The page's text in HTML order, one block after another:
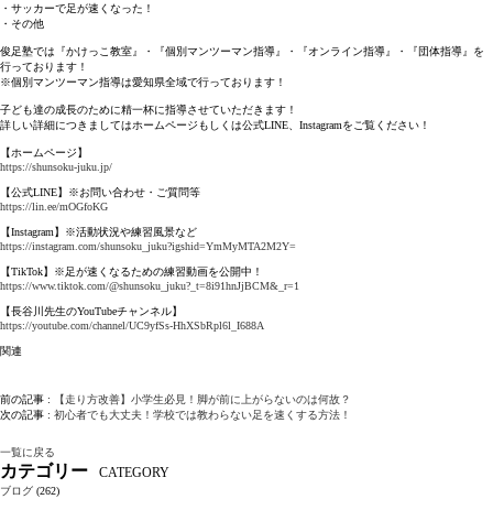
・サッカーで足が速くなった！
・その他
俊足塾では『かけっこ教室』・『個別マンツーマン指導』・『オンライン指導』・『団体指導』を
行っております！
※個別マンツーマン指導は愛知県全域で行っております！
子ども達の成長のために精一杯に指導させていただきます！
詳しい詳細につきましてはホームページもしくは公式LINE、Instagramをご覧ください！
【ホームページ】
https://shunsoku-juku.jp/
【公式LINE】※お問い合わせ・ご質問等
https://lin.ee/mOGfoKG
【Instagram】※活動状況や練習風景など
https://instagram.com/shunsoku_juku?igshid=YmMyMTA2M2Y=
【TikTok】※足が速くなるための練習動画を公開中！
https://www.tiktok.com/@shunsoku_juku?_t=8i91hnJjBCM&_r=1
【長谷川先生のYouTubeチャンネル】
https://youtube.com/channel/UC9yfSs-HhXSbRpl6l_I688A
関連
前の記事 :
【走り方改善】小学生必見！脚が前に上がらないのは何故？
次の記事 : 初心者でも大丈夫！学校では教わらない足を速くする方法！
一覧に戻る
カテゴリー CATEGORY
ブログ (262)